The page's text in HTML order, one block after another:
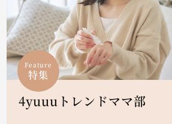
Feature
特集
4yuuuトレンドママ部